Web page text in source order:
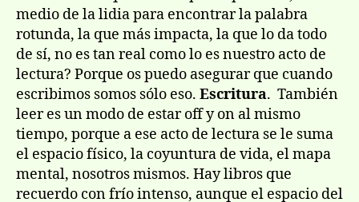
medio de la lidia para encontrar la palabra
rotunda, la que más impacta, la que lo da todo
de sí, no es tan real como lo es nuestro acto de
lectura? Porque os puedo asegurar que cuando
escribimos somos sólo eso. Escritura. También
leer es un modo de estar off y on al mismo
tiempo, porque a ese acto de lectura se le suma
el espacio físico, la coyuntura de vida, el mapa
mental, nosotros mismos. Hay libros que
recuerdo con frío intenso, aunque el espacio del